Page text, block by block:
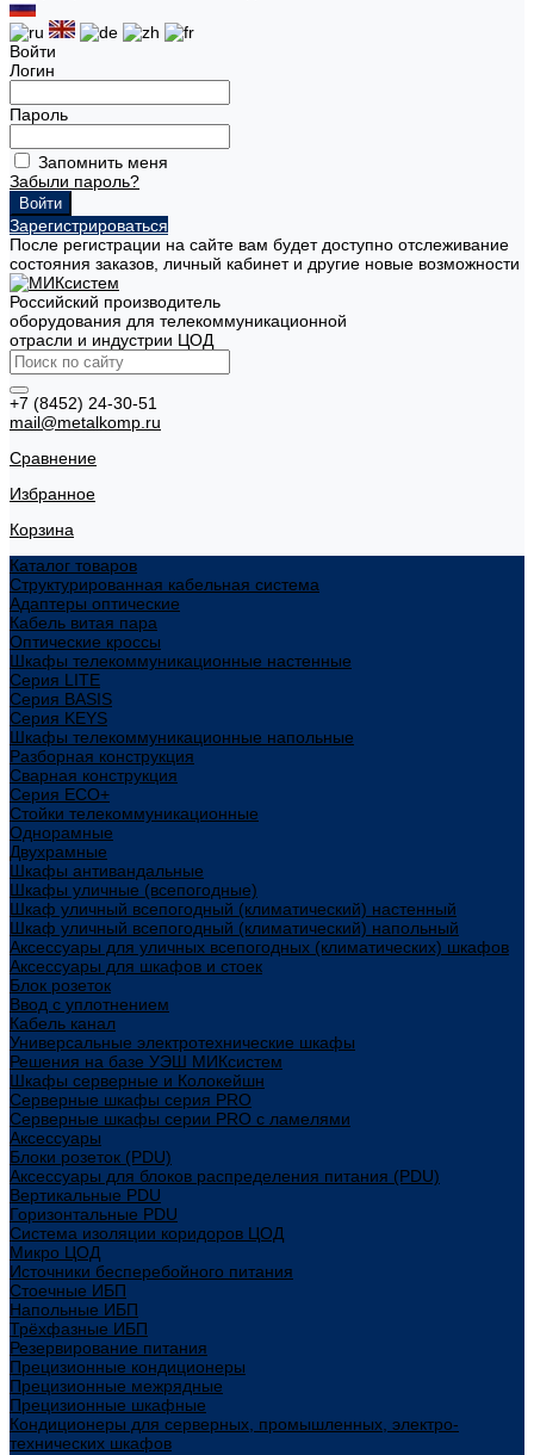
Войти
Логин
Пароль
Запомнить меня
Забыли пароль?
Зарегистрироваться
После регистрации на сайте вам будет доступно отслеживание
состояния заказов, личный кабинет и другие новые возможности
Российский производитель
оборудования для телекоммуникационной
отрасли и индустрии ЦОД
+7 (8452) 24-30-51
mail@metalkomp.ru
Сравнение
Избранное
Корзина
Каталог товаров
Структурированная кабельная система
Адаптеры оптические
Кабель витая пара
Оптические кроссы
Шкафы телекоммуникационные настенные
Cерия LITE
Cерия BASIS
Cерия KEYS
Шкафы телекоммуникационные напольные
Разборная конструкция
Сварная конструкция
Серия ECO+
Стойки телекоммуникационные
Однорамные
Двухрамные
Шкафы антивандальные
Шкафы уличные (всепогодные)
Шкаф уличный всепогодный (климатический) настенный
Шкаф уличный всепогодный (климатический) напольный
Аксессуары для уличных всепогодных (климатических) шкафов
Аксессуары для шкафов и стоек
Блок розеток
Ввод с уплотнением
Кабель канал
Универсальные электротехнические шкафы
Решения на базе УЭШ МИКсистем
Шкафы серверные и Колокейшн
Серверные шкафы серия PRO
Серверные шкафы серии PRO с ламелями
Аксессуары
Блоки розеток (PDU)
Аксессуары для блоков распределения питания (PDU)
Вертикальные PDU
Горизонтальные PDU
Система изоляции коридоров ЦОД
Микро ЦОД
Источники бесперебойного питания
Стоечные ИБП
Напольные ИБП
Трёхфазные ИБП
Резервирование питания
Прецизионные кондиционеры
Прецизионные межрядные
Прецизионные шкафные
Кондиционеры для серверных, промышленных, электро-
технических шкафов